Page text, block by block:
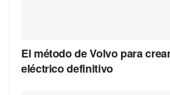
El método de Volvo para
eléctrico definitivo